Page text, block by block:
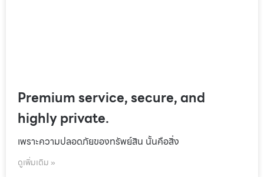
Premium service, secure, and
highly private.
เพราะความปลอดภัยของทรัพย์สิน นั้นคือสิ่ง
ดูเพิ่มเติม »